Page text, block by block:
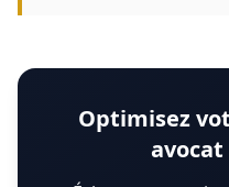
Optimisez
avocat